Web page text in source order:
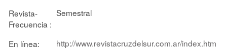
Revista-
Frecuencia :
Semestral
En línea:
http://www.revistacruzdelsur.com.ar/index.htm